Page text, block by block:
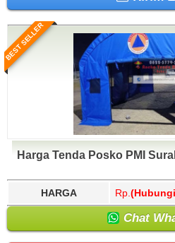
BEST SELLER
Harga Tenda Posko PMI
HARGA Rp.
Chat